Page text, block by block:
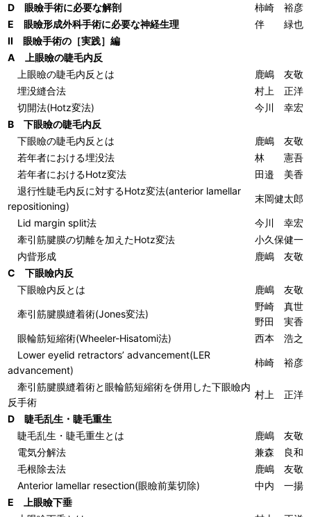
D 眼瞼手術に必要な解剖
柿崎 裕彦
E 眼瞼形成外科手術に必要な神経生理
伴 緑也
II 眼瞼手術の［実践］編
A 上眼瞼の睫毛内反
上眼瞼の睫毛内反とは
鹿嶋 友敬
埋没縫合法
村上 正洋
切開法(Hotz変法)
今川 幸宏
B 下眼瞼の睫毛内反
下眼瞼の睫毛内反とは
鹿嶋 友敬
若年者における埋没法
林 憲吾
若年者におけるHotz変法
田邉 美香
退行性睫毛内反に対するHotz変法(anterior lamellar
repositioning)
末岡健太郎
Lid margin split法
今川 幸宏
牽引筋腱膜の切離を加えたHotz変法
小久保健一
内眥形成
鹿嶋 友敬
C 下眼瞼内反
下眼瞼内反とは
鹿嶋 友敬
牽引筋腱膜縫着術(Jones変法)
野崎 真世
野田 実香
眼輪筋短縮術(Wheeler-Hisatomi法)
西本 浩之
Lower eyelid retractors’ advancement(LER
advancement)
柿崎 裕彦
牽引筋腱膜縫着術と眼輪筋短縮術を併用した下眼瞼内
反手術
村上 正洋
D 睫毛乱生・睫毛重生
睫毛乱生・睫毛重生とは
鹿嶋 友敬
電気分解法
兼森 良和
毛根除去法
鹿嶋 友敬
Anterior lamellar resection(眼瞼前葉切除)
中内 一揚
E 上眼瞼下垂